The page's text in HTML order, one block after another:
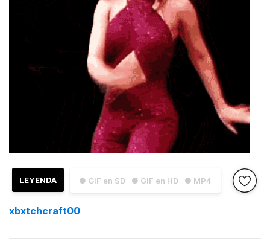
● GIF en SD ● GIF en HD ● MP4
LEYENDA
xbxtchcraft00